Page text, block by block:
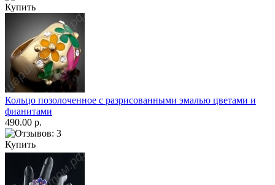
Купить
Кольцо позолоченное с разрисованными эмалью цветами и
фианитами
490.00 р.
Купить